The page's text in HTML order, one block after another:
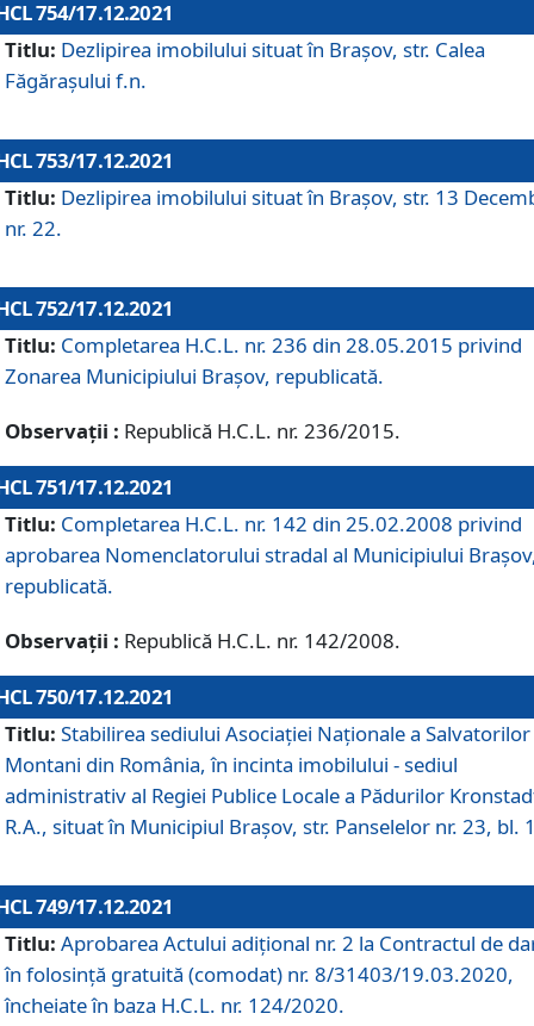
754/17.12.2021
Titlu: Dezlipirea imobilului situat în Brașov, str. Calea
Făgărașului f.n.
753/17.12.2021
Titlu: Dezlipirea imobilului situat în Brașov, str. 13
nr. 22.
752/17.12.2021
Titlu: Completarea H.C.L. nr. 236 din 28.05.2015 privind
Zonarea Municipiului Braşov, republicată.
Observații : Republică H.C.L. nr. 236/2015.
751/17.12.2021
Titlu: Completarea H.C.L. nr. 142 din 25.02.2008 privind
aprobarea Nomenclatorului stradal al Municipiului
republicată.
Observații : Republică H.C.L. nr. 142/2008.
750/17.12.2021
Titlu: Stabilirea sediului Asociației Naționale a Salvatorilor
Montani din România, în incinta imobilului - sediul
administrativ al Regiei Publice Locale a Pădurilor
R.A., situat în Municipiul Braşov, str. Panselelor nr. 23, bl.
749/17.12.2021
Titlu: Aprobarea Actului adițional nr. 2 la Contractul de
în folosință gratuită (comodat) nr. 8/31403/19.03.2020,
încheiate în baza H.C.L. nr. 124/2020.